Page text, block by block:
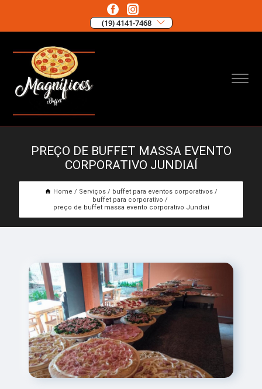
(19) 4141-7468
PREÇO DE BUFFET MASSA EVENTO
CORPORATIVO JUNDIAÍ
Home Serviços
buffet para eventos corporativos
buffet para corporativo
preço de buffet massa evento corporativo Jundiaí